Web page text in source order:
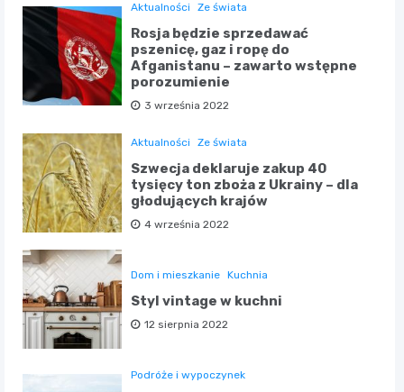
Aktualności Ze świata
Rosja będzie sprzedawać
pszenicę, gaz i ropę do
Afganistanu – zawarto wstępne
porozumienie
3 września 2022
Aktualności Ze świata
Szwecja deklaruje zakup 40
tysięcy ton zboża z Ukrainy – dla
głodujących krajów
4 września 2022
Dom i mieszkanie Kuchnia
Styl vintage w kuchni
12 sierpnia 2022
Podróże i wypoczynek